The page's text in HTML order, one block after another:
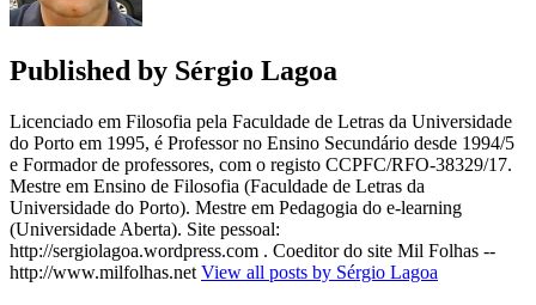
Published by Sérgio Lagoa
Licenciado em Filosofia pela Faculdade de Letras da Universidade
do Porto em 1995, é Professor no Ensino Secundário desde 1994/5
e Formador de professores, com o registo CCPFC/RFO-38329/17.
Mestre em Ensino de Filosofia (Faculdade de Letras da
Universidade do Porto). Mestre em Pedagogia do e-learning
(Universidade Aberta). Site pessoal:
http://sergiolagoa.wordpress.com . Coeditor do site Mil Folhas --
http://www.milfolhas.net View all posts by Sérgio Lagoa